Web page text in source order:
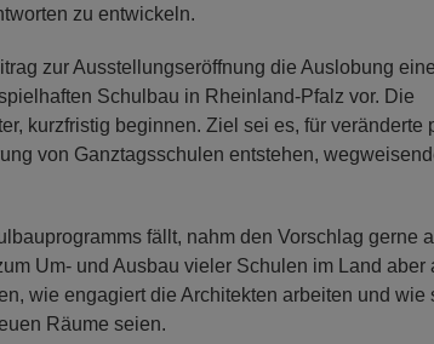
zu entwickeln.
zur Ausstellungseröffnung die Auslobung
Schulbau in Rheinland-Pfalz vor. Die
kurzfristig beginnen. Ziel sei es, für veränderte
von Ganztagsschulen entstehen,
fällt, nahm den Vorschlag gerne
Um- und Ausbau vieler Schulen im Land aber
wie engagiert die Architekten arbeiten und wie
Räume seien.